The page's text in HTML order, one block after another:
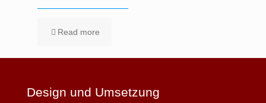
Read more
Design und Umsetzung